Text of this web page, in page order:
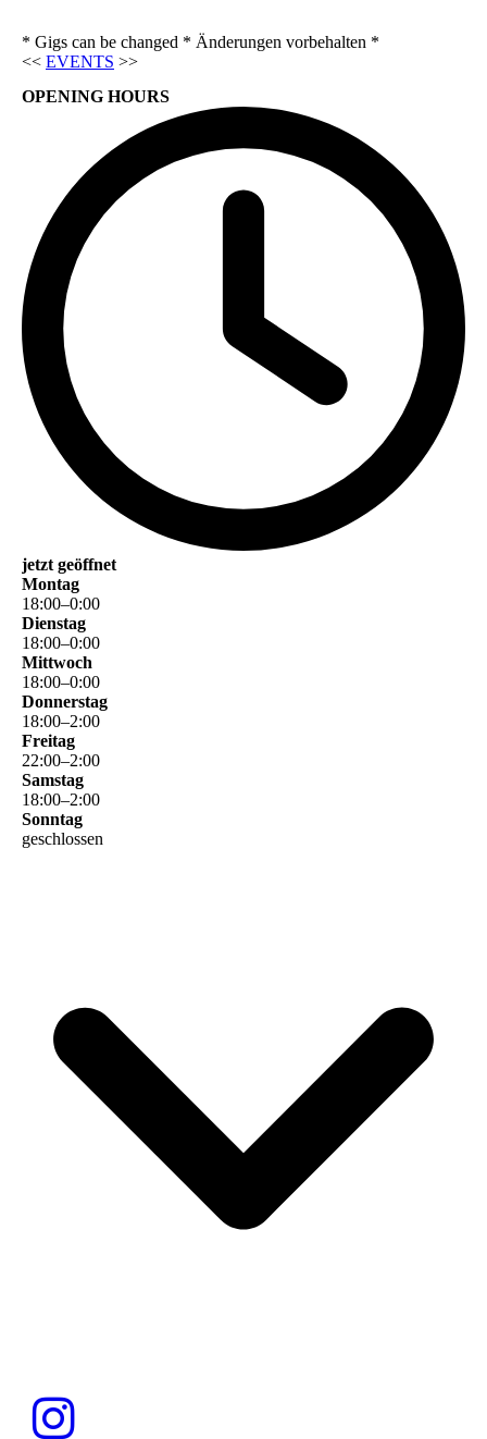
* Gigs can be changed * Änderungen vorbehalten *
<< EVENTS >>
OPENING HOURS
jetzt geöffnet
Montag
18:00–0:00
Dienstag
18:00–0:00
Mittwoch
18:00–0:00
Donnerstag
18:00–2:00
Freitag
22:00–2:00
Samstag
18:00–2:00
Sonntag
geschlossen